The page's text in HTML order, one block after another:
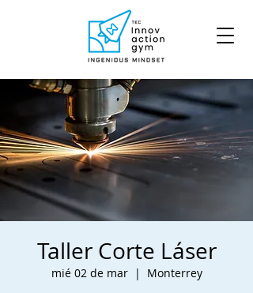
Taller Corte Láser
mié 02 de mar
  |
Monterrey